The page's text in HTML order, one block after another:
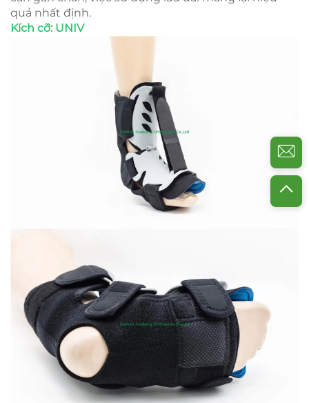
quả nhất định.
Kích cỡ: UNIV